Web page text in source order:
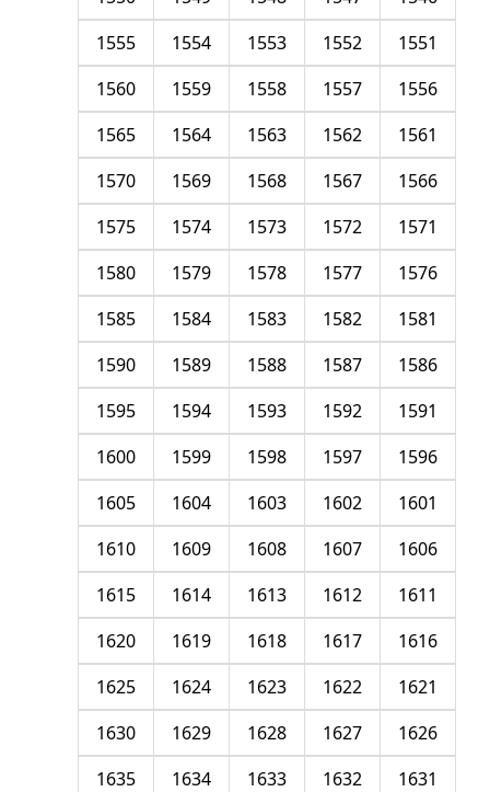
1551
1552
1553
1554
1555
1556
1557
1558
1559
1560
1561
1562
1563
1564
1565
1566
1567
1568
1569
1570
1571
1572
1573
1574
1575
1576
1577
1578
1579
1580
1581
1582
1583
1584
1585
1586
1587
1588
1589
1590
1591
1592
1593
1594
1595
1596
1597
1598
1599
1600
1601
1602
1603
1604
1605
1606
1607
1608
1609
1610
1611
1612
1613
1614
1615
1616
1617
1618
1619
1620
1621
1622
1623
1624
1625
1626
1627
1628
1629
1630
1631
1632
1633
1634
1635